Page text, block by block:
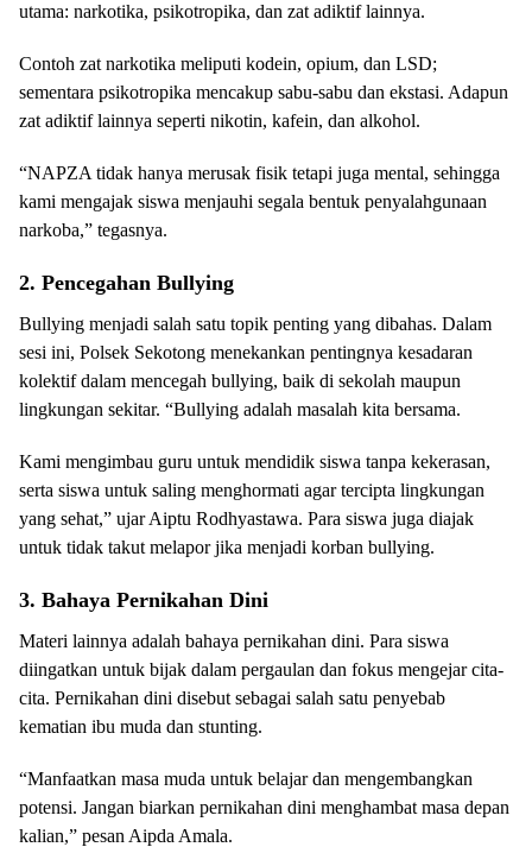
utama: narkotika, psikotropika, dan zat adiktif lainnya.
Contoh zat narkotika meliputi kodein, opium, dan LSD;
sementara psikotropika mencakup sabu-sabu dan ekstasi. Adapun
zat adiktif lainnya seperti nikotin, kafein, dan alkohol.
“NAPZA tidak hanya merusak fisik tetapi juga mental, sehingga
kami mengajak siswa menjauhi segala bentuk penyalahgunaan
narkoba,” tegasnya.
2. Pencegahan Bullying
Bullying menjadi salah satu topik penting yang dibahas. Dalam
sesi ini, Polsek Sekotong menekankan pentingnya kesadaran
kolektif dalam mencegah bullying, baik di sekolah maupun
lingkungan sekitar. “Bullying adalah masalah kita bersama.
Kami mengimbau guru untuk mendidik siswa tanpa kekerasan,
serta siswa untuk saling menghormati agar tercipta lingkungan
yang sehat,” ujar Aiptu Rodhyastawa. Para siswa juga diajak
untuk tidak takut melapor jika menjadi korban bullying.
3. Bahaya Pernikahan Dini
Materi lainnya adalah bahaya pernikahan dini. Para siswa
diingatkan untuk bijak dalam pergaulan dan fokus mengejar cita-
cita. Pernikahan dini disebut sebagai salah satu penyebab
kematian ibu muda dan stunting.
“Manfaatkan masa muda untuk belajar dan mengembangkan
potensi. Jangan biarkan pernikahan dini menghambat masa depan
kalian,” pesan Aipda Amala.